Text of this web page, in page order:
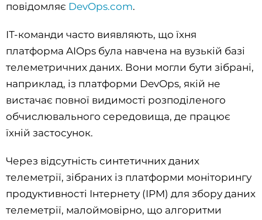
повідомляє DevOps.com.
ІТ-команди часто виявляють, що їхня
платформа AIOps була навчена на вузькій базі
телеметричних даних. Вони могли бути зібрані,
наприклад, із платформи DevOps, якій не
вистачає повної видимості розподіленого
обчислювального середовища, де працює
їхній застосунок.
Через відсутність синтетичних даних
телеметрії, зібраних із платформи моніторингу
продуктивності Інтернету (IPM) для збору даних
телеметрії, малоймовірно, що алгоритми